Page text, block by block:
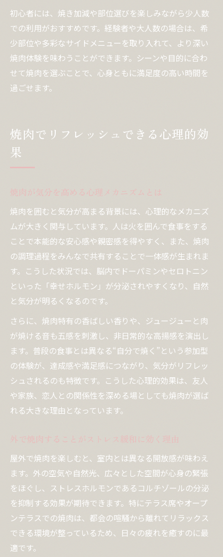
初心者には、焼き加減や部位選びを楽しみながら少人数
での利用がおすすめです。経験者や大人数の場合は、希
少部位や多彩なサイドメニューを取り入れて、より深い
焼肉体験を味わうことができます。シーンや目的に合わ
せて焼肉を選ぶことで、心身ともに満足度の高い時間を
過ごせます。
焼肉でリフレッシュできる心理的効
果
焼肉が気分を高める心理メカニズムとは
焼肉を囲むと気分が高まる背景には、心理的なメカニズ
ムが大きく関与しています。人は火を囲んで食事をする
ことで本能的な安心感や親密感を得やすく、また、焼肉
の調理過程をみんなで共有することで一体感が生まれま
す。こうした状況では、脳内でドーパミンやセロトニン
といった「幸せホルモン」が分泌されやすくなり、自然
と気分が明るくなるのです。
さらに、焼肉特有の香ばしい香りや、ジュージューと肉
が焼ける音も五感を刺激し、非日常的な高揚感を演出し
ます。普段の食事とは異なる“自分で焼く”という参加型
の体験が、達成感や満足感につながり、気分がリフレッ
シュされるのも特徴です。こうした心理的効果は、友人
や家族、恋人との関係性を深める場としても焼肉が選ば
れる大きな理由となっています。
外で焼肉することがストレス緩和に効く理由
屋外で焼肉を楽しむと、室内とは異なる開放感が味わえ
ます。外の空気や自然光、広々とした空間が心身の緊張
をほぐし、ストレスホルモンであるコルチゾールの分泌
を抑制する効果が期待できます。特にテラス席やオープ
ンテラスでの焼肉は、都会の喧騒から離れてリラックス
できる環境が整っているため、日々の疲れを癒すのに最
適です。